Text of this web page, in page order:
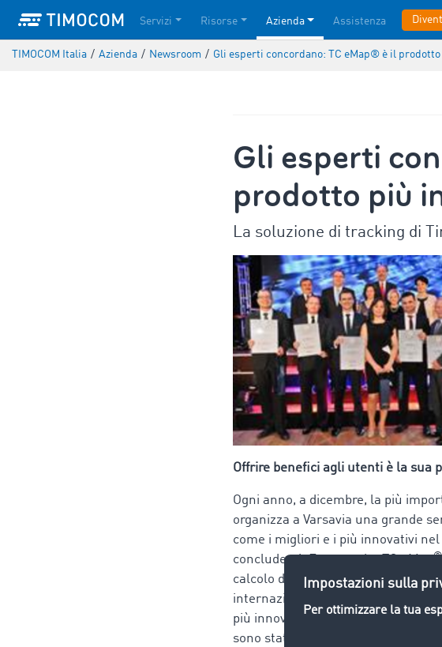
Servizi Risorse Azienda Assistenza
TIMOCOM Italia / Azienda / Newsroom / Gli esperti concordano: TC eMap® è il
Gli esperti
prodotto più
La soluzione di tracking di
Offrire benefici agli utenti è la sua
Ogni anno, a dicembre, la più
organizza a Varsavia una grande
come i migliori e i più innovativi
concludersi. E ora anche TC eMap
®
calcolo dei percorsi e il tracking
internazionale, composta da
più innovativo del 2013 per il
sono state soltanto le novità